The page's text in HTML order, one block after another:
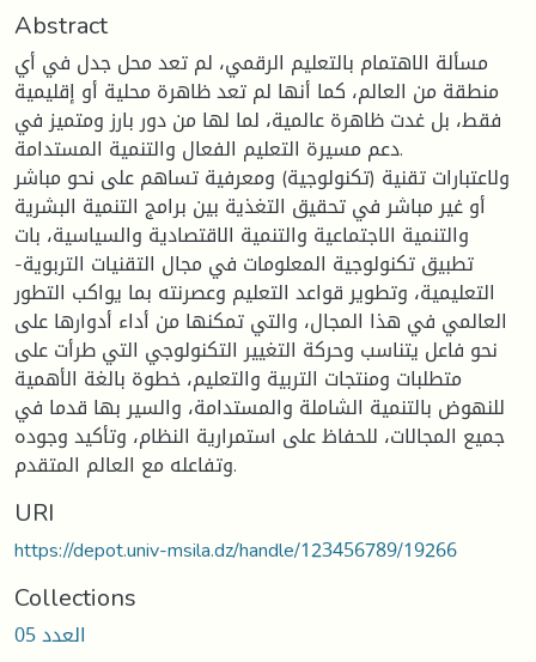
Abstract
مسألة الاهتمام بالتعليم الرقمي، لم تعد محل جدل في أي
منطقة من العالم، كما أنها لم تعد ظاهرة محلية أو إقليمية
فقط، بل غدت ظاهرة عالمية، لما لها من دور بارز ومتميز في
دعم مسيرة التعليم الفعال والتنمية المستدامة.
ولاعتبارات تقنية (تكنولوجية) ومعرفية تساهم على نحو مباشر
أو غير مباشر في تحقيق التغذية بين برامج التنمية البشرية
والتنمية الاجتماعية والتنمية الاقتصادية والسياسية، بات
تطبيق تكنولوجية المعلومات في مجال التقنيات التربوية-
التعليمية، وتطوير قواعد التعليم وعصرنته بما يواكب التطور
العالمي في هذا المجال، والتي تمكنها من أداء أدوارها على
نحو فاعل يتناسب وحركة التغيير التكنولوجي التي طرأت على
متطلبات ومنتجات التربية والتعليم، خطوة بالغة الأهمية
للنهوض بالتنمية الشاملة والمستدامة، والسير بها قدما في
جميع المجالات، للحفاظ على استمرارية النظام، وتأكيد وجوده
وتفاعله مع العالم المتقدم.
URI
https://depot.univ-msila.dz/handle/123456789/19266
Collections
العدد 05